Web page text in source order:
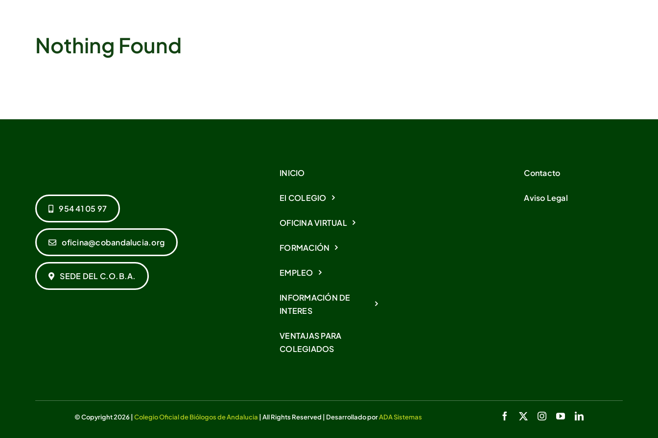
Nothing Found
954 41 05 97
oficina@cobandalucia.org
SEDE DEL C.O.B.A.
INICIO
El COLEGIO
OFICINA VIRTUAL
FORMACIÓN
EMPLEO
INFORMACIÓN DE
INTERES
VENTAJAS PARA
COLEGIADOS
Contacto
Aviso Legal
© Copyright 2026 | Colegio Oficial de Biólogos de Andalucia | All Rights Reserved | Desarrollado porADA Sistemas